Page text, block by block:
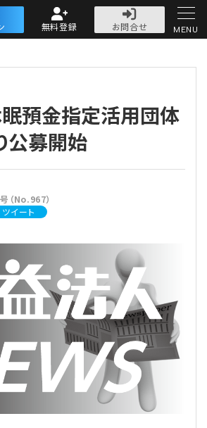
公益・一般法人オ
無料登録
お問合せ
MENU
眠預金指定活用団体
公募開始
（No.967）
ツイート